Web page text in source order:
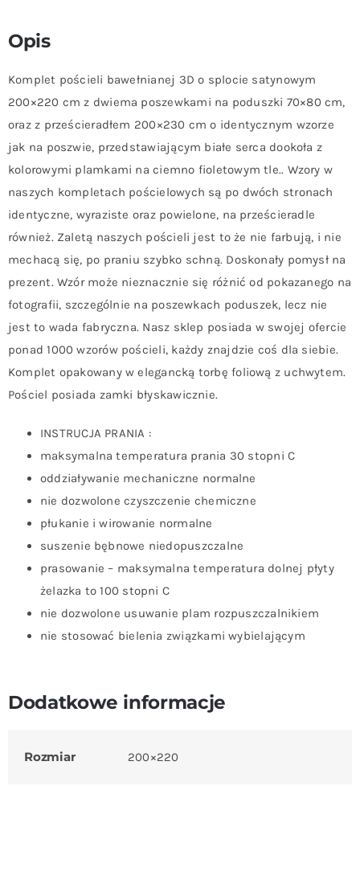
Opis
Komplet pościeli bawełnianej 3D o splocie satynowym
200×220 cm z dwiema poszewkami na poduszki 70×80 cm,
oraz z prześcieradłem 200×230 cm o identycznym wzorze
jak na poszwie, przedstawiającym białe serca dookoła z
kolorowymi plamkami na ciemno fioletowym tle.. Wzory w
naszych kompletach pościelowych są po dwóch stronach
identyczne, wyraziste oraz powielone, na prześcieradle
również. Zaletą naszych pościeli jest to że nie farbują, i nie
mechacą się, po praniu szybko schną. Doskonały pomysł na
prezent. Wzór może nieznacznie się różnić od pokazanego na
fotografii, szczególnie na poszewkach poduszek, lecz nie
jest to wada fabryczna. Nasz sklep posiada w swojej ofercie
ponad 1000 wzorów pościeli, każdy znajdzie coś dla siebie.
Komplet opakowany w elegancką torbę foliową z uchwytem.
Pościel posiada zamki błyskawicznie.
INSTRUCJA PRANIA :
maksymalna temperatura prania 30 stopni C
oddziaływanie mechaniczne normalne
nie dozwolone czyszczenie chemiczne
płukanie i wirowanie normalne
suszenie bębnowe niedopuszczalne
prasowanie – maksymalna temperatura dolnej płyty
żelazka to 100 stopni C
nie dozwolone usuwanie plam rozpuszczalnikiem
nie stosować bielenia związkami wybielającym
Dodatkowe informacje
Rozmiar 200×220